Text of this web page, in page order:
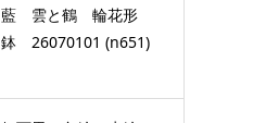
藍 雲と鶴 輪花形
鉢 26070101 (n651)